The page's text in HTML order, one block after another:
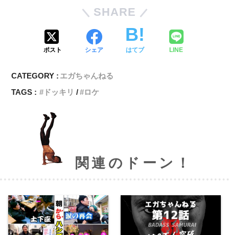
SHARE
ポスト シェア はてブ LINE
CATEGORY : エガちゃんねる
TAGS :
ドッキリ ロケ
関連のドーン！